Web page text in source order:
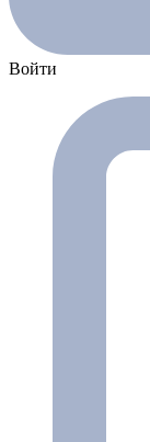
Войти